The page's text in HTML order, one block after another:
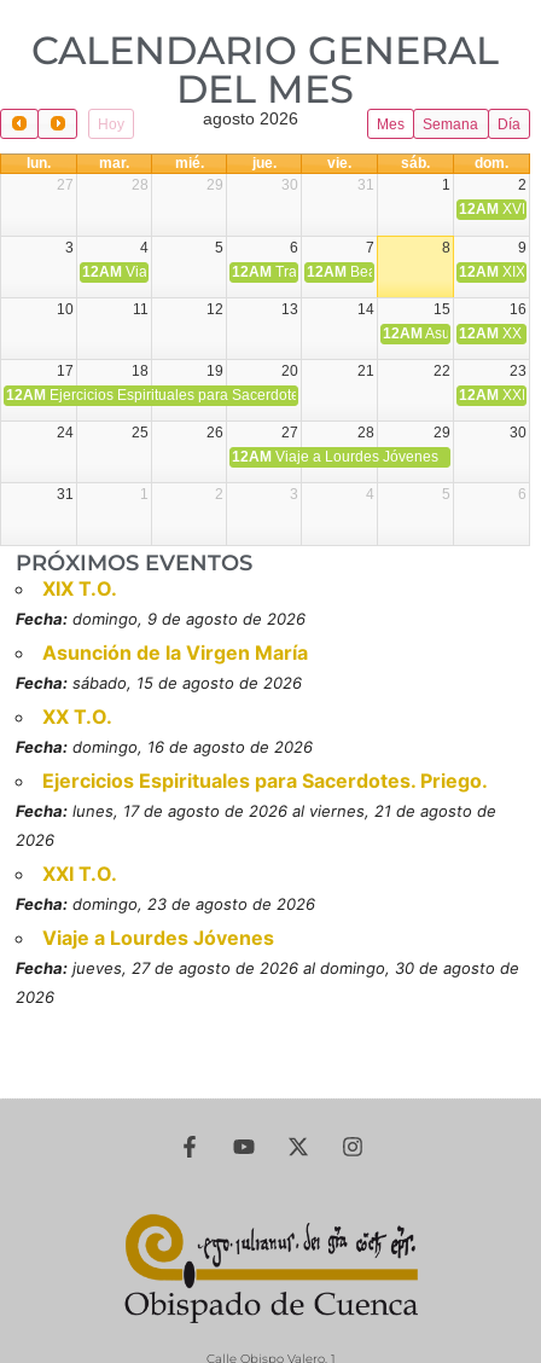
CALENDARIO GENERAL
DEL MES​
Hoy Mes Semana Día
agosto 2026
lun. mar. mié. jue. vie. sáb.
dom.
27
28 29 30 31 1
2
12AM XVIII
3 4 5 6 7 8
9
12AM Viaje Diocesano a Japón.
12AM Transfiguración del Señor
12AM Beatos Cruz Laplana,
12AM XIX
10 11 12 13 14 15
16
12AM Asunción de la
12AM XX
17 18 19 20 21 22
23
12AM Ejercicios Espirituales para Sacerdotes. Priego. 12AM XXI
24 25 26 27 28 29
30
12AM Viaje a Lourdes Jóvenes
31 1 2 3 4 5 6
PRÓXIMOS EVENTOS
XIX T.O.
Fecha: domingo, 9 de agosto de 2026
Asunción de la Virgen María
Fecha: sábado, 15 de agosto de 2026
XX T.O.
Fecha: domingo, 16 de agosto de 2026
Ejercicios Espirituales para Sacerdotes. Priego.
Fecha: lunes, 17 de agosto de 2026 al viernes, 21 de agosto de
2026
XXI T.O.
Fecha: domingo, 23 de agosto de 2026
Viaje a Lourdes Jóvenes
Fecha: jueves, 27 de agosto de 2026 al domingo, 30 de agosto de
2026
Calle Obispo Valero, 1